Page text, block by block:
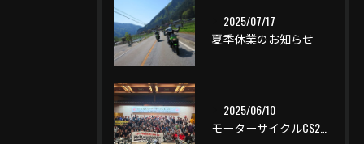
2025/07/17
夏季休業のお知らせ
2025/06/10